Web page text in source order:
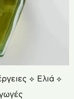
⟡ Ελιά ⟡